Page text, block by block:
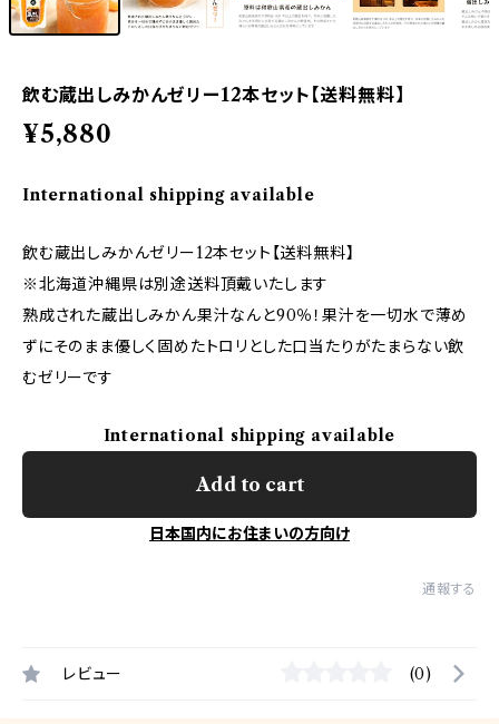
飲む蔵出しみかんゼリー12本セット【送料無料】
¥5,880
International shipping available
飲む蔵出しみかんゼリー12本セット【送料無料】
※北海道沖縄県は別途送料頂戴いたします
熟成された蔵出しみかん果汁なんと90％！果汁を一切水で薄め
ずにそのまま優しく固めたトロリとした口当たりがたまらない飲
むゼリーです
International shipping available
Add to cart
日本国内にお住まいの方向け
通報する
レビュー (0)